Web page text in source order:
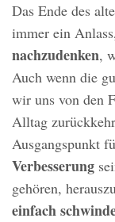
Das Ende des
immer ein
nachzudenken,
Auch wenn die
wir uns von den
Alltag
Ausgangspunkt
Verbesserung
gehören,
einfach